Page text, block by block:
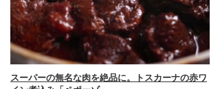
スーパーの無名な肉を絶品に。トスカーナの赤ワ